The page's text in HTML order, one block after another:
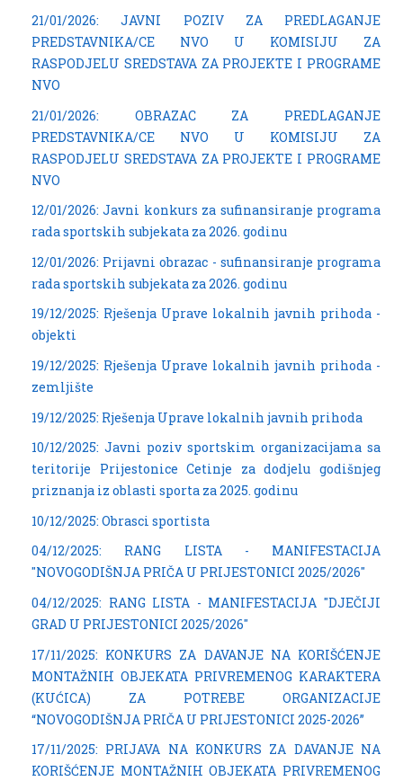
21/01/2026: JAVNI POZIV ZA PREDLAGANJE
PREDSTAVNIKA/CE NVO U KOMISIJU ZA
RASPODJELU SREDSTAVA ZA PROJEKTE I PROGRAME
NVO
21/01/2026: OBRAZAC ZA PREDLAGANJE
PREDSTAVNIKA/CE NVO U KOMISIJU ZA
RASPODJELU SREDSTAVA ZA PROJEKTE I PROGRAME
NVO
12/01/2026: Javni konkurs za sufinansiranje programa
rada sportskih subjekata za 2026. godinu
12/01/2026: Prijavni obrazac - sufinansiranje programa
rada sportskih subjekata za 2026. godinu
19/12/2025: Rješenja Uprave lokalnih javnih prihoda -
objekti
19/12/2025: Rješenja Uprave lokalnih javnih prihoda -
zemljište
19/12/2025: Rješenja Uprave lokalnih javnih prihoda
10/12/2025: Javni poziv sportskim organizacijama sa
teritorije Prijestonice Cetinje za dodjelu godišnjeg
priznanja iz oblasti sporta za 2025. godinu
10/12/2025: Obrasci sportista
04/12/2025: RANG LISTA - MANIFESTACIJA
"NOVOGODIŠNJA PRIČA U PRIJESTONICI 2025/2026"
04/12/2025: RANG LISTA - MANIFESTACIJA "DJEČIJI
GRAD U PRIJESTONICI 2025/2026"
17/11/2025: KONKURS ZA DAVANJE NA KORIŠĆENJE
MONTAŽNIH OBJEKATA PRIVREMENOG KARAKTERA
(KUĆICA) ZA POTREBE ORGANIZACIJE
“NOVOGODIŠNJA PRIČA U PRIJESTONICI 2025-2026”
17/11/2025: PRIJAVA NA KONKURS ZA DAVANJE NA
KORIŠĆENJE MONTAŽNIH OBJEKATA PRIVREMENOG